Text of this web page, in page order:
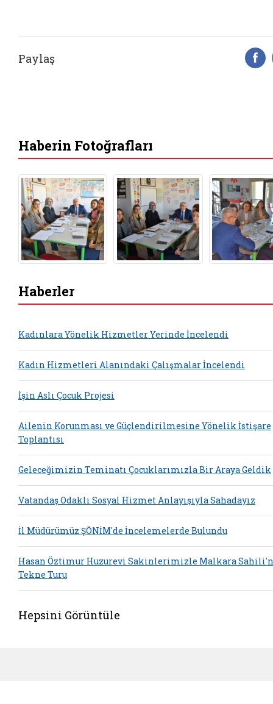
Paylaş
Haberin Fotoğrafları
Haberler
Kadınlara Yönelik Hizmetler Yerinde İncelendi
Kadın Hizmetleri Alanındaki Çalışmalar İncelendi
İşin Aslı Çocuk Projesi
Ailenin Korunması ve Güçlendirilmesine Yönelik İstişare
Toplantısı
Geleceğimizin Teminatı Çocuklarımızla Bir Araya Geldik
Vatandaş Odaklı Sosyal Hizmet Anlayışıyla Sahadayız
İl Müdürümüz ŞÖNİM'de İncelemelerde Bulundu
Hasan Öztimur Huzurevi Sakinlerimizle Malkara
Tekne Turu
Hepsini Görüntüle